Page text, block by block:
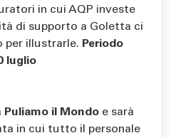
in cui AQP investe
di supporto a Goletta ci
per illustrarle. Periodo
luglio
Puliamo il Mondo e sarà
in cui tutto il personale